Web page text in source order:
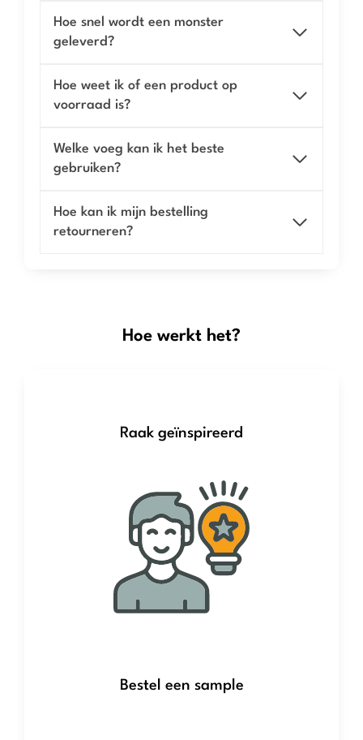
Hoe snel wordt een monster
geleverd?
Hoe weet ik of een product op
voorraad is?
Welke voeg kan ik het beste
gebruiken?
Hoe kan ik mijn bestelling
retourneren?
Hoe werkt het?
Raak geïnspireerd
Bestel een sample